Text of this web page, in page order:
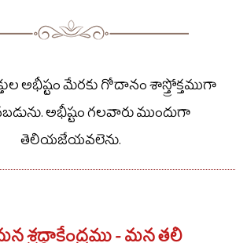
అభీష్టం మేరకు గోదానం శాస్త్రోక్తముగా
అభీష్టం గలవారు ముందుగా
తెలియజేయవలెను.